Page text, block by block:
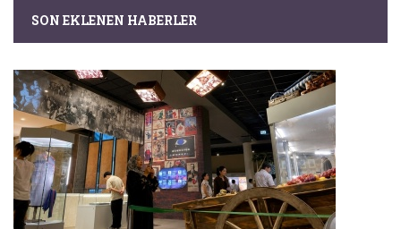
SON EKLENEN HABERLER